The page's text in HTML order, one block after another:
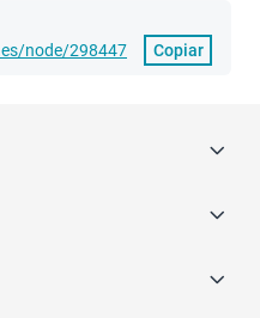
node/298447
Copiar